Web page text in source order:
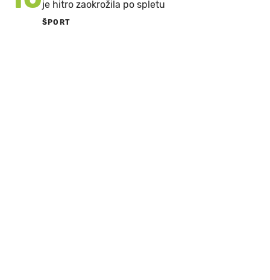
je hitro zaokrožila po spletu
ŠPORT